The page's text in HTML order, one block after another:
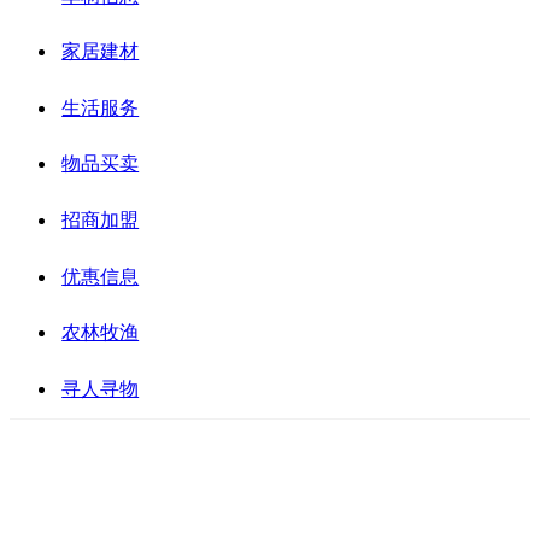
家居建材
生活服务
物品买卖
招商加盟
优惠信息
农林牧渔
寻人寻物